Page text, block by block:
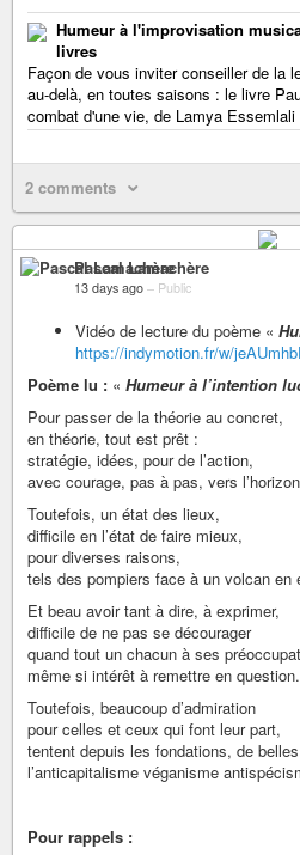
Humeur à l'improvisation
livres
Façon de vous inviter conseiller de la
au-delà, en toutes saisons : le livre
combat d'une vie, de Lamya
2 comments
Pascal Lamachère
13 days ago – Public
Vidéo de lecture du poème «
https://indymotion.fr/w/
Poème lu : « Humeur à l’intention
Pour passer de la théorie au concret,
en théorie, tout est prêt :
stratégie, idées, pour de l’action,
avec courage, pas à pas, vers
Toutefois, un état des lieux,
difficile en l’état de faire mieux,
pour diverses raisons,
tels des pompiers face à un volcan en
Et beau avoir tant à dire, à exprimer,
difficile de ne pas se décourager
quand tout un chacun à ses
même si intérêt à remettre en question.
Toutefois, beaucoup d’admiration
pour celles et ceux qui font leur part,
tentent depuis les fondations, de
l’anticapitalisme véganisme
Pour rappels :